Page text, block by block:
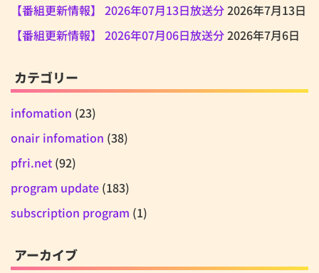
【番組更新情報】 2026年07月13日放送分2026年7月13日
【番組更新情報】 2026年07月06日放送分2026年7月6日
カテゴリー
infomation (23)
onair infomation (38)
pfri.net (92)
program update (183)
subscription program (1)
アーカイブ